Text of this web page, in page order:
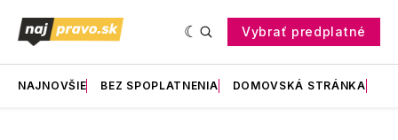
Vybrať predplatné
NAJNOVŠIE BEZ SPOPLATNENIA DOMOVSKÁ STRÁNKA